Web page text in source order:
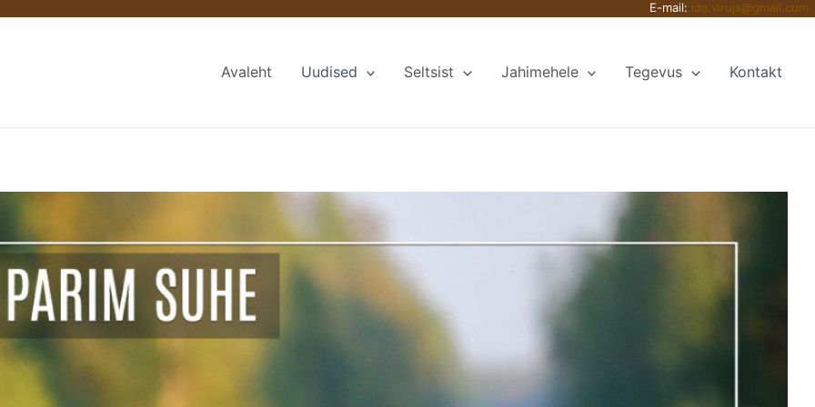
E-mail: ida.virujs@gmail.com
Avaleht Uudised Seltsist Jahimehele Tegevus Kontakt